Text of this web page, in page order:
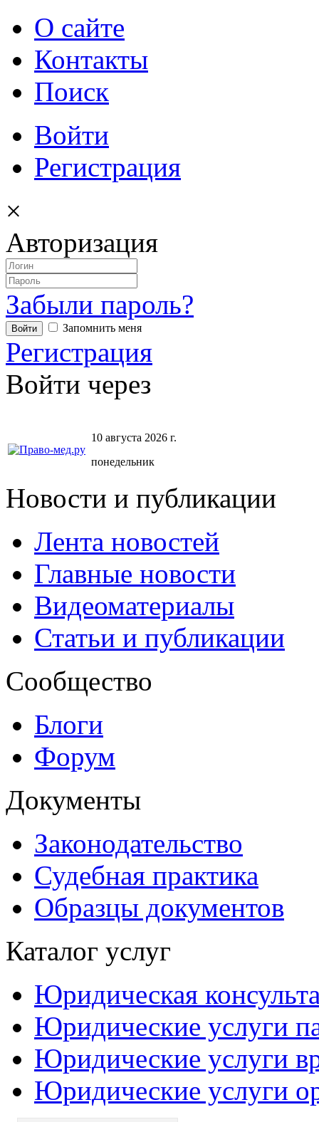
О сайте
Контакты
Поиск
Войти
Регистрация
×
Авторизация
Забыли пароль?
Запомнить меня
Регистрация
Войти через
10 августа 2026 г.
понедельник
Новости и публикации
Лента новостей
Главные новости
Видеоматериалы
Статьи и публикации
Сообщество
Блоги
Форум
Документы
Законодательство
Судебная практика
Образцы документов
Каталог услуг
Юридическая
Юридические услуги
Юридические услуги
Юридические услуги